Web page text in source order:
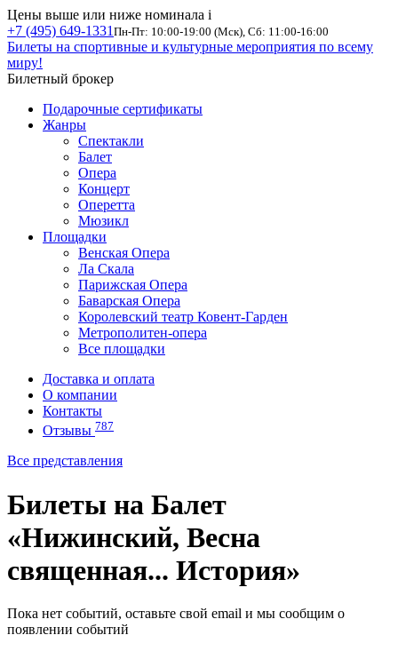
Цены выше или ниже номинала i
+7 (495) 649-1331 Пн-Пт: 10:00-19:00 (Мск), Сб: 11:00-16:00
Билеты на спортивные и культурные мероприятия по всему
миру!
Билетный брокер
Подарочные сертификаты
Жанры
Спектакли
Балет
Опера
Концерт
Оперетта
Мюзикл
Площадки
Венская Опера
Ла Скала
Парижская Опера
Баварская Опера
Королевский театр Ковент-Гарден
Метрополитен-опера
Все площадки
Доставка и оплата
О компании
Контакты
Отзывы 787
Все представления
Билеты на Балет
«Нижинский, Весна
священная... История»
Пока нет событий, оставьте свой email и мы сообщим о
появлении событий